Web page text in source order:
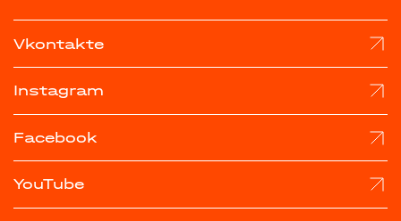
Vkontakte
Instagram
Facebook
YouTube